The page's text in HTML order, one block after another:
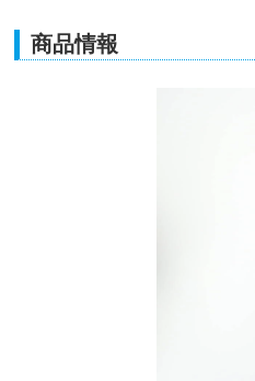
商品情報